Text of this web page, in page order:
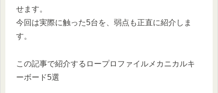
せます。
今回は実際に触った5台を、弱点も正直に紹介しま
す。
この記事で紹介するロープロファイルメカニカルキ
ーボード5選